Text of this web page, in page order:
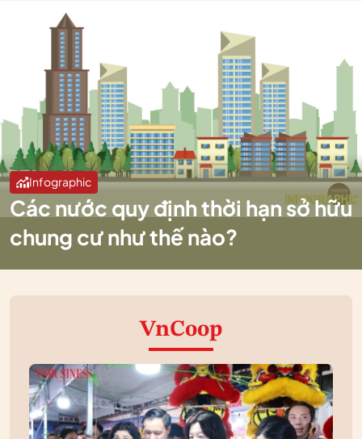
Infographic
Các nước quy định thời hạn sở hữu
chung cư như thế nào?
VnCoop